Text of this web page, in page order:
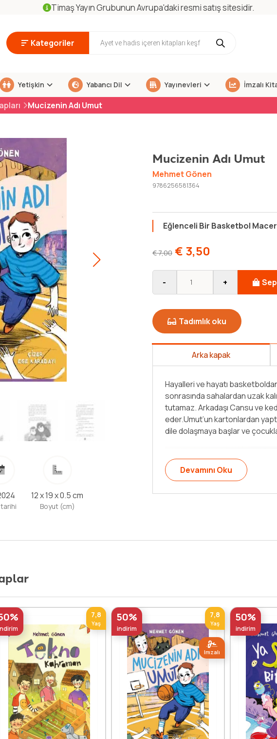
Timaş Yayın Grubunun Avrupa'daki resmi satış sitesidir.
Kategoriler
Yetişkin Yabancı Dil Yayınevleri İmzalı
Mucizenin Adı Umut
tarihi
12 x 19 x 0.5 cm
Boyut (cm)
Mucizenin Adı Umut
Mehmet Gönen
9786256581364
Eğlenceli Bir Basketbol
€7,00 € 3,50
- +
Tadımlık oku
Arka kapak
olan Umut, geçirdiği kaza
bu bile onu basketboldan uzak
basketbol macerası devam
basketbol oyunu bir anda dilden
basketbol yeni bir soluk kazanır. [...]
Mucizenin Adı Umut, çocukların
Onlara pes etmemeyi ve
dönüşümün önemini hatırlatır
7,8
Yaş 50%
indirim
7,8
Yaş
Imzalı
50%
indirim